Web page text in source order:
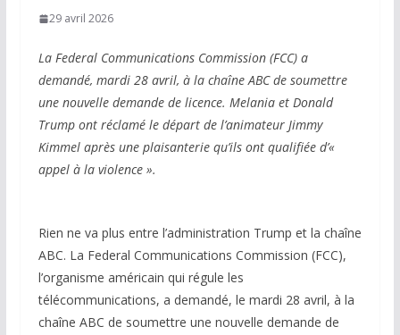
29 avril 2026
La Federal Communications Commission (FCC) a
demandé, mardi 28 avril, à la chaîne ABC de soumettre
une nouvelle demande de licence. Melania et Donald
Trump ont réclamé le départ de l’animateur Jimmy
Kimmel après une plaisanterie qu’ils ont qualifiée d’«
appel à la violence ».
Rien ne va plus entre l’administration Trump et la chaîne
ABC. La Federal Communications Commission (FCC),
l’organisme américain qui régule les
télécommunications, a demandé, le mardi 28 avril, à la
chaîne ABC de soumettre une nouvelle demande de